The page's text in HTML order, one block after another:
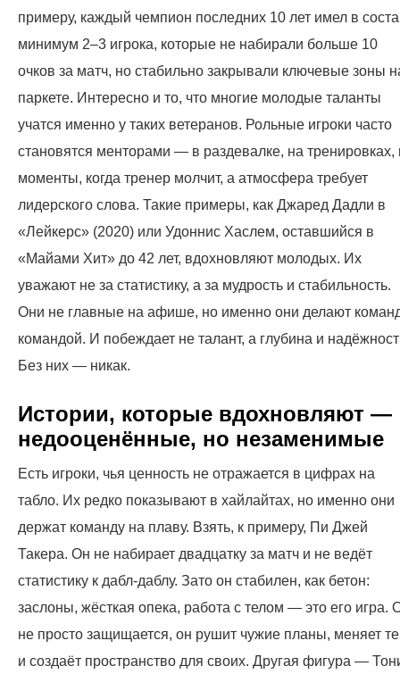
примеру, каждый чемпион последних 10 лет имел в
минимум 2–3 игрока, которые не набирали больше 10
очков за матч, но стабильно закрывали ключевые зоны
паркете. Интересно и то, что многие молодые таланты
учатся именно у таких ветеранов. Рольные игроки часто
становятся менторами — в раздевалке, на тренировках,
моменты, когда тренер молчит, а атмосфера требует
лидерского слова. Такие примеры, как Джаред Дадли в
«Лейкерс» (2020) или Удоннис Хаслем, оставшийся в
«Майами Хит» до 42 лет, вдохновляют молодых. Их
уважают не за статистику, а за мудрость и стабильность.
Они не главные на афише, но именно они делают
командой. И побеждает не талант, а глубина и
Без них — никак.
Истории, которые вдохновляют —
недооценённые, но незаменимые
Есть игроки, чья ценность не отражается в цифрах на
табло. Их редко показывают в хайлайтах, но именно они
держат команду на плаву. Взять, к примеру, Пи Джей
Такера. Он не набирает двадцатку за матч и не ведёт
статистику к дабл-даблу. Зато он стабилен, как бетон:
заслоны, жёсткая опека, работа с телом — это его игра.
не просто защищается, он рушит чужие планы, меняет
и создаёт пространство для своих. Другая фигура —